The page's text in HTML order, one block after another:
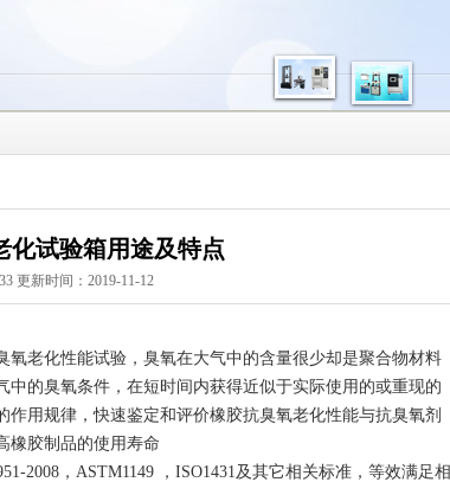
试验箱用途及特点
更新时间：2019-11-12
氧老化性能试验，臭氧在大气中的含量很少却是聚合物材料
的臭氧条件，在短时间内获得近似于实际使用的或重现的
用规律，快速鉴定和评价橡胶抗臭氧老化性能与抗臭氧剂
橡胶制品的使用寿命
2008，ASTM1149 ，ISO1431及其它相关标准，等效满足相